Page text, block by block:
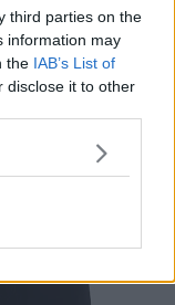
third parties on the
information may
the IAB’s List of
disclose it to other